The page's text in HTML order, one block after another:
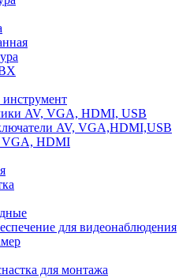
AV, VGA, HDMI, USB
AV, VGA,HDMI,USB
VGA, HDMI
для видеонаблюдения
для монтажа